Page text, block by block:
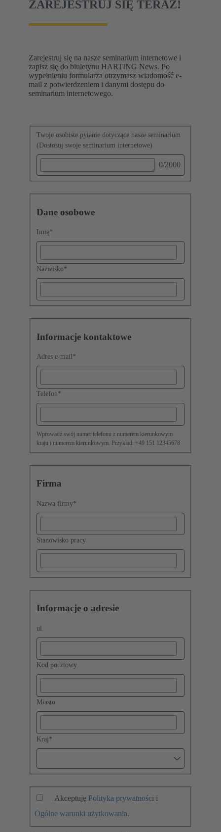
ZAREJESTRUJ SIĘ TERAZ!
Zarejestruj się na nasze seminarium internetowe i
zapisz się do biuletynu HARTING News. Po
wypełnieniu formularza otrzymasz wiadomość e-
mail z potwierdzeniem i danymi dostępu do
seminarium internetowego.
Twoje osobiste pytanie dotyczące nasze seminarium
(Dostosuj swoje seminarium internetowe)
0/2000
Dane osobowe
Imię*
Nazwisko*
Informacje kontaktowe
Adres e-mail *
Telefon*
Wprowadź swój numer telefonu z numerem kierunkowym
kraju i numerem kierunkowym. Przykład: +49 151 12345678
Firma
Nazwa firmy*
Stanowisko pracy
Informacje o adresie
ul.
Kod pocztowy
Miasto
Kraj*
Akceptuję Polityka prywatności i
Ogólne warunki użytkowania.